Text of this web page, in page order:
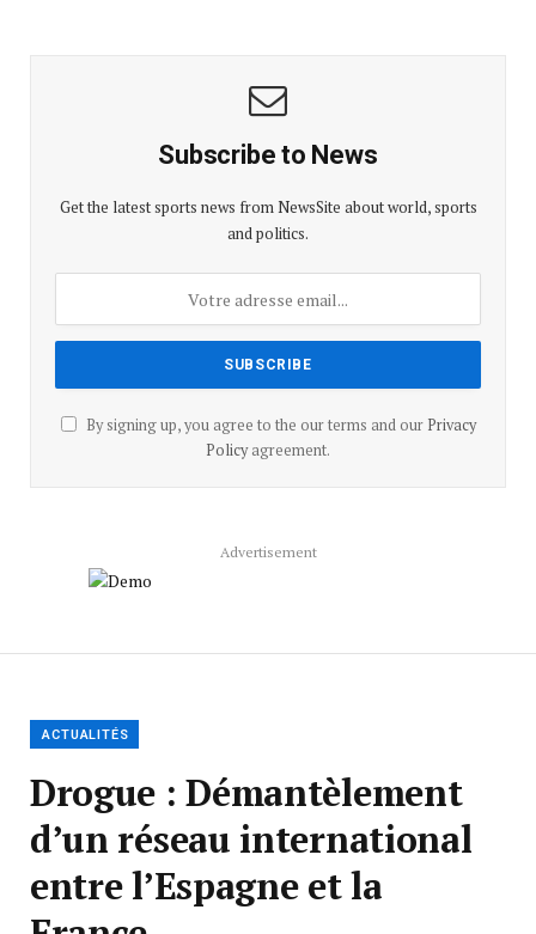
Subscribe to News
Get the latest sports news from NewsSite about world, sports
and politics.
By signing up, you agree to the our terms and our Privacy
Policyagreement.
Advertisement
ACTUALITÉS
Drogue : Démantèlement
d’un réseau international
entre l’Espagne et la